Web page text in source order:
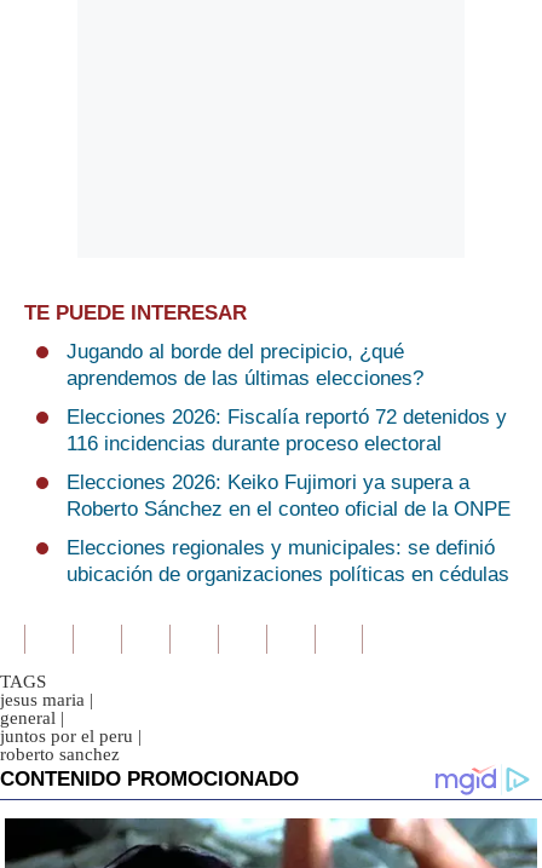
TE PUEDE INTERESAR
Jugando al borde del precipicio, ¿qué
aprendemos de las últimas elecciones?
Elecciones 2026: Fiscalía reportó 72 detenidos y
116 incidencias durante proceso electoral
Elecciones 2026: Keiko Fujimori ya supera a
Roberto Sánchez en el conteo oficial de la ONPE
Elecciones regionales y municipales: se definió
ubicación de organizaciones políticas en cédulas
TAGS
jesus maria |
general |
juntos por el peru |
roberto sanchez